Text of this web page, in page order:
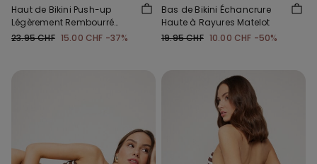
Haut de Bikini Push-up
Légèrement Rembourré
Rayures Matelot
23.95 CHF 15.00 CHF -37%
Bas de Bikini Échancrure
Haute à Rayures Matelot
19.95 CHF 10.00 CHF -50%